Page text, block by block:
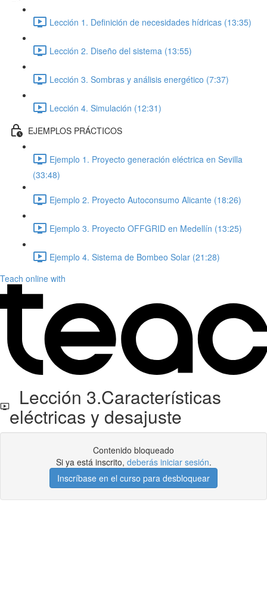
Lección 1. Definición de necesidades hídricas (13:35)
Lección 2. Diseño del sistema (13:55)
Lección 3. Sombras y análisis energético (7:37)
Lección 4. Simulación (12:31)
EJEMPLOS PRÁCTICOS
Ejemplo 1. Proyecto generación eléctrica en Sevilla
(33:48)
Ejemplo 2. Proyecto Autoconsumo Alicante (18:26)
Ejemplo 3. Proyecto OFFGRID en Medellín (13:25)
Ejemplo 4. Sistema de Bombeo Solar (21:28)
Teach online with
Lección 3.Características
eléctricas y desajuste
Contenido bloqueado
Si ya está inscrito, deberás iniciar sesión.
Inscríbase en el curso para desbloquear